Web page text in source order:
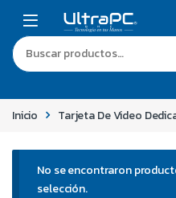
Inicio Tarjeta De Video
No se encontraron
selección.